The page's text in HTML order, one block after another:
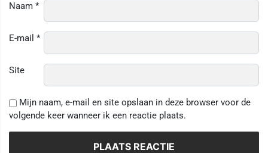
Naam *
E-mail *
Site
Mijn naam, e-mail en site opslaan in deze browser voor de
volgende keer wanneer ik een reactie plaats.